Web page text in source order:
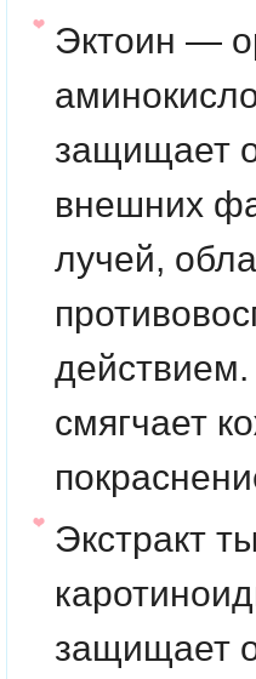
Эктоин —
защищает
внешних
лучей,
действием.
смягчает
Экстракт
защищает